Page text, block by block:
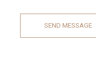
SEND MESSAGE